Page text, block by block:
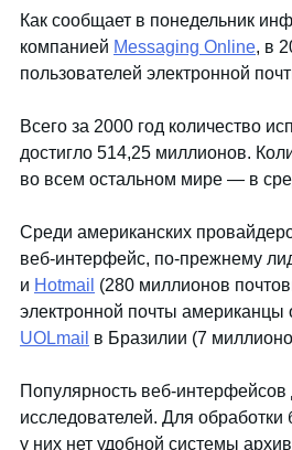
Как сообщает в понедельник
компанией Messaging Online, в
пользователей электронной
Всего за 2000 год количество
достигло 514,25 миллионов.
во всем остальном мире — в
Среди американских
веб-интерфейс, по-прежнему
и Hotmail (280 миллионов
электронной почты американцы
UOLmail в Бразилии (7
Популярность веб-
исследователей. Для
у них нет удобной системы